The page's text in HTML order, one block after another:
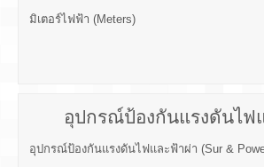
มิเตอร์ไฟฟ้า (Meters)
อุปกรณ์ป้องกันแรงดันไฟ
อุปกรณ์ป้องกันแรงดันไฟและฟ้าผ่า (Sur &